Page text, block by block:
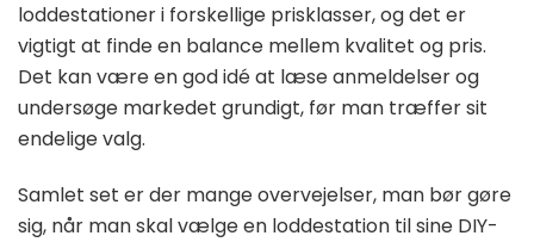
loddestationer i forskellige prisklasser, og det er
vigtigt at finde en balance mellem kvalitet og pris.
Det kan være en god idé at læse anmeldelser og
undersøge markedet grundigt, før man træffer sit
endelige valg.
Samlet set er der mange overvejelser, man bør gøre
sig, når man skal vælge en loddestation til sine DIY-